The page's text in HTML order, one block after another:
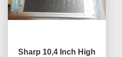
Sharp 10,4 Inch High